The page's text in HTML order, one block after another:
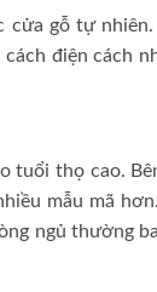
cửa gỗ tự
điện cách
tuổi thọ cao.
mẫu mã
ngủ thường